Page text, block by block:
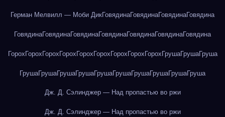
Герман Мелвилл — Моби ДикГовядинаГовядинаГовядинаГовядина
ГовядинаГовядинаГовядинаГовядинаГовядинаГовядинаГовядина
Горох Горох Горох Горох Горох Горох Горох Горох Горох ГрушаГрушаГруша
ГрушаГрушаГрушаГрушаГрушаГрушаГрушаГрушаГрушаГруша
Дж. Д. Сэлинджер — Над пропастью во ржи
Дж. Д. Сэлинджер — Над пропастью во ржи